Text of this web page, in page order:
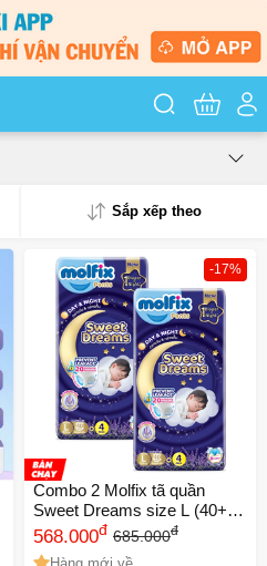
Tìm kiếm
Sắp xếp theo
Phổ biến
Mua nhiều
Mới nhất
Giá từ thấp - cao
Giá từ cao - thấp
-17%
Combo 2 Molfix tã quần
Sweet Dreams size L (40+4)
Jumbo
568.000đ 685.000đ